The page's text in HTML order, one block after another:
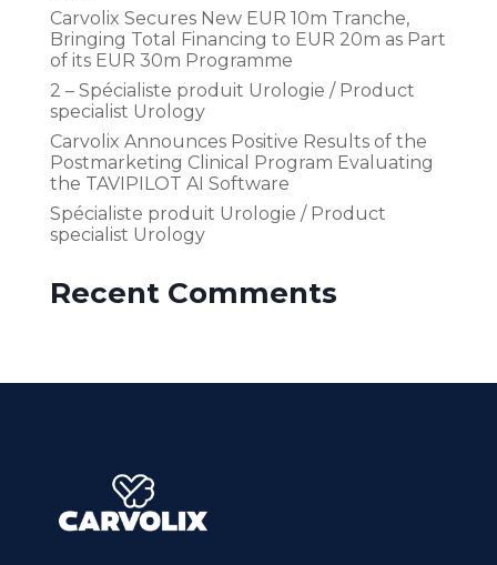
Carvolix Secures New EUR 10m Tranche,
Bringing Total Financing to EUR 20m as Part
of its EUR 30m Programme
2 – Spécialiste produit Urologie / Product
specialist Urology
Carvolix Announces Positive Results of the
Postmarketing Clinical Program Evaluating
the TAVIPILOT AI Software
Spécialiste produit Urologie / Product
specialist Urology
Recent Comments